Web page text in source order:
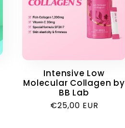
Intensive Low
Molecular Collagen by
BB Lab
Κανονική
€25,00 EUR